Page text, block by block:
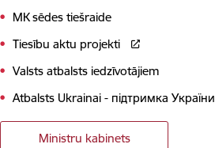
MK sēdes tiešraide
Tiesību aktu projekti
Valsts atbalsts iedzīvotājiem
Atbalsts Ukrainai - підтримка України
Ministru kabinets